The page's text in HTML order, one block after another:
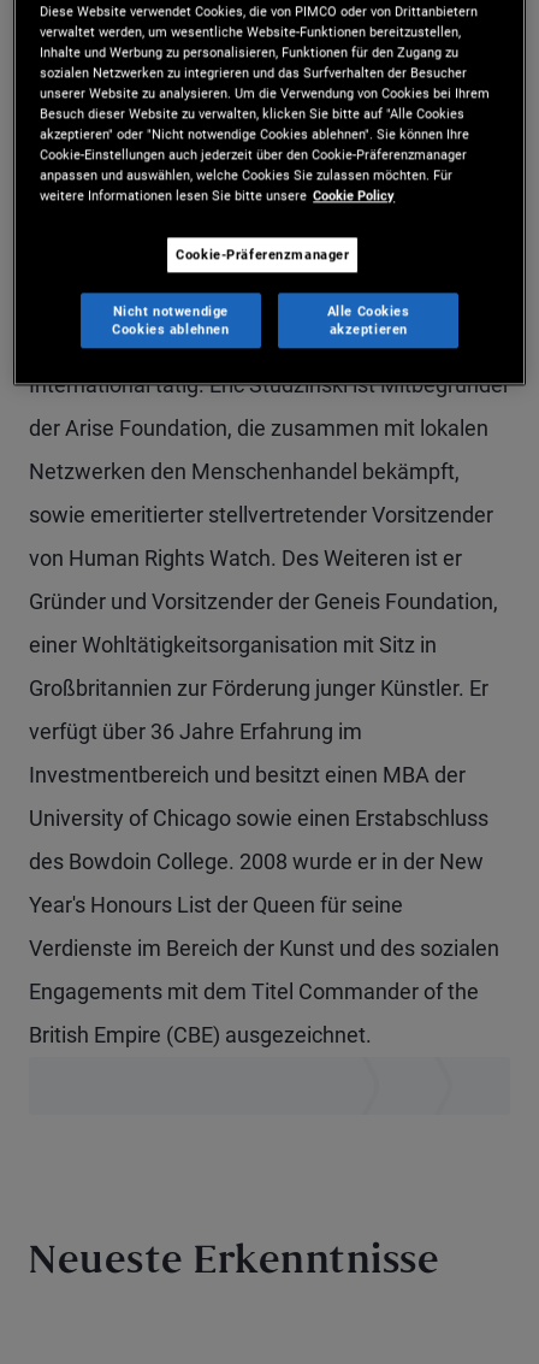
wechselte, war er Vice Chairman, Head of Investor
Relations and Business Development und Senior
Managing Director bei Blackstone, wo er für die
Betreuung staatlicher und institutioneller Anleger
sowie die Beratung großer Family Offices
zuständig war. Zuvor war er als Head of European
Investment Banking bei Morgan Stanley und als
Deputy Chairman bei Morgan Stanley
International tätig. Eric Studzinski ist Mitbegründer
der Arise Foundation, die zusammen mit lokalen
Netzwerken den Menschenhandel bekämpft,
sowie emeritierter stellvertretender Vorsitzender
von Human Rights Watch. Des Weiteren ist er
Gründer und Vorsitzender der Geneis Foundation,
einer Wohltätigkeitsorganisation mit Sitz in
Großbritannien zur Förderung junger Künstler. Er
verfügt über 36 Jahre Erfahrung im
Investmentbereich und besitzt einen MBA der
University of Chicago sowie einen Erstabschluss
des Bowdoin College. 2008 wurde er in der New
Year's Honours List der Queen für seine
Verdienste im Bereich der Kunst und des sozialen
Engagements mit dem Titel Commander of the
British Empire (CBE) ausgezeichnet.
Neueste Erkenntnisse
Diese Website verwendet Cookies, die von PIMCO oder von Drittanbietern
verwaltet werden, um wesentliche Website-Funktionen bereitzustellen,
Inhalte und Werbung zu personalisieren, Funktionen für den Zugang zu
sozialen Netzwerken zu integrieren und das Surfverhalten der Besucher
unserer Website zu analysieren. Um die Verwendung von Cookies bei Ihrem
Besuch dieser Website zu verwalten, klicken Sie bitte auf "Alle Cookies
akzeptieren" oder "Nicht notwendige Cookies ablehnen". Sie können Ihre
Cookie-Einstellungen auch jederzeit über den Cookie-Präferenzmanager
anpassen und auswählen, welche Cookies Sie zulassen möchten. Für
weitere Informationen lesen Sie bitte unsere Cookie Policy
Cookie-Präferenzmanager
Nicht notwendige
Cookies ablehnen
Alle Cookies
akzeptieren